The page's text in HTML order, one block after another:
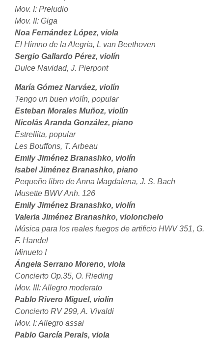
Mov. I: Preludio
Mov. II: Giga
Noa Fernández López, viola
El Himno de la Alegría, L van Beethoven
Sergio Gallardo Pérez, violín
Dulce Navidad, J. Pierpont
María Gómez Narváez, violín
Tengo un buen violín, popular
Esteban Morales Muñoz, violín
Nicolás Aranda González, piano
Estrellita, popular
Les Bouffons, T. Arbeau
Emily Jiménez Branashko, violín
Isabel Jiménez Branashko, piano
Pequeño libro de Anna Magdalena, J. S. Bach
Musette BWV Anh. 126
Emily Jiménez Branashko, violín
Valeria Jiménez Branashko, violonchelo
Música para los reales fuegos de artificio HWV 351, G.
F. Handel
Minueto I
Ángela Serrano Moreno, viola
Concierto Op.35, O. Rieding
Mov. III: Allegro moderato
Pablo Rivero Miguel, violín
Concierto RV 299, A. Vivaldi
Mov. I: Allegro assai
Pablo García Perals, viola